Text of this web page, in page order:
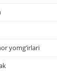
yomg’irlari